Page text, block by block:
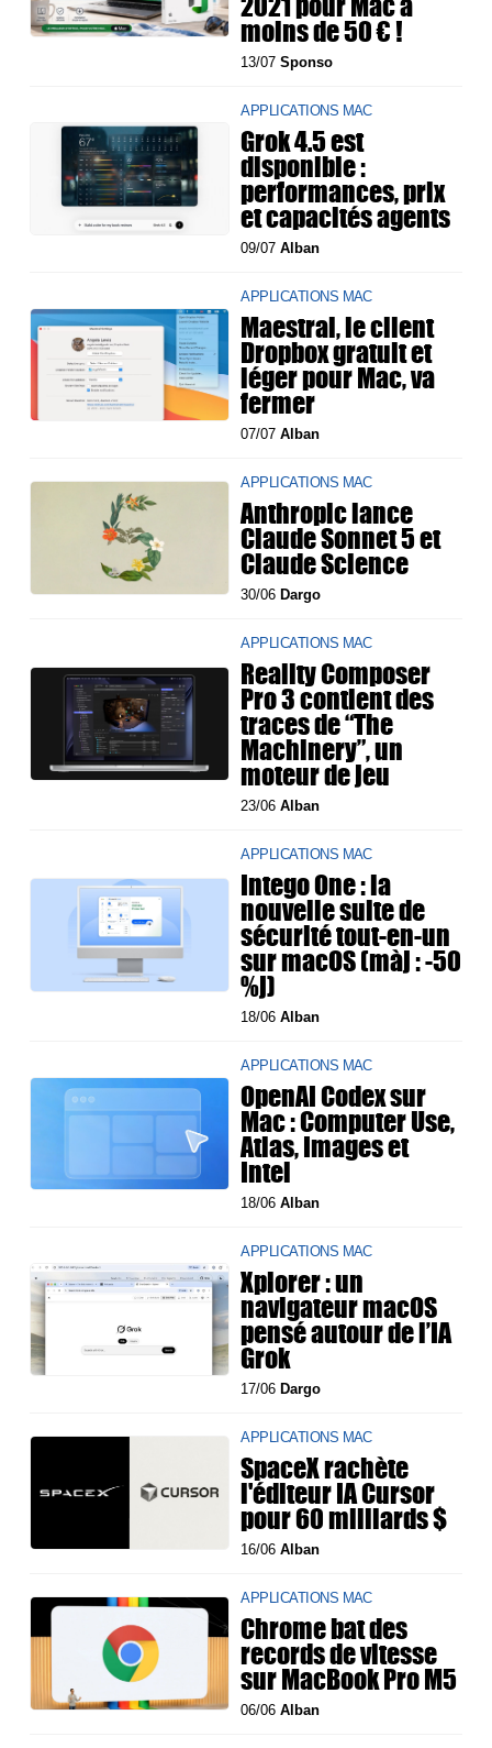
moins de 50 € !
13/07Sponso
APPLICATIONS MAC
Grok 4.5 est
disponible :
performances, prix
et capacités agents
09/07Alban
APPLICATIONS MAC
Maestral, le client
Dropbox gratuit et
léger pour Mac, va
fermer
07/07Alban
APPLICATIONS MAC
Anthropic lance
Claude Sonnet 5 et
Claude Science
30/06Dargo
APPLICATIONS MAC
Reality Composer
Pro 3 contient des
traces de “The
Machinery”, un
moteur de jeu
23/06Alban
APPLICATIONS MAC
Intego One : la
nouvelle suite de
sécurité tout-en-un
sur macOS (màj : -50
%j)
18/06Alban
APPLICATIONS MAC
OpenAI Codex sur
Mac : Computer Use,
Atlas, Images et
Intel
18/06Alban
APPLICATIONS MAC
Xplorer : un
navigateur macOS
pensé autour de l’IA
Grok
17/06Dargo
APPLICATIONS MAC
SpaceX rachète
l'éditeur IA Cursor
pour 60 milliards $
16/06Alban
APPLICATIONS MAC
Chrome bat des
records de vitesse
sur MacBook Pro M5
06/06Alban